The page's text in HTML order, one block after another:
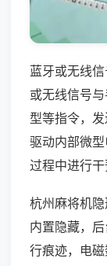
蓝牙或无线
或无线信号
型等指令，
驱动内部微
过程中进行干
杭州麻将机
内置隐藏，
行痕迹，电